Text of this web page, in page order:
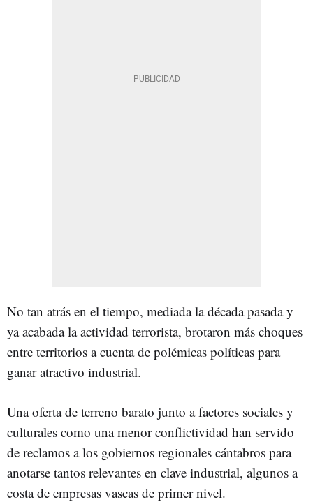
No tan atrás en el tiempo, mediada la década pasada y
ya acabada la actividad terrorista, brotaron más choques
entre territorios a cuenta de polémicas políticas para
ganar atractivo industrial.
Una oferta de terreno barato junto a factores sociales y
culturales como una menor conflictividad han servido
de reclamos a los gobiernos regionales cántabros para
anotarse tantos relevantes en clave industrial, algunos a
costa de empresas vascas de primer nivel.